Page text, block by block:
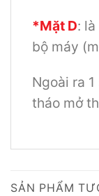
*Mặt D:
bộ máy
Ngoài ra
tháo mở
SẢN PHẨM